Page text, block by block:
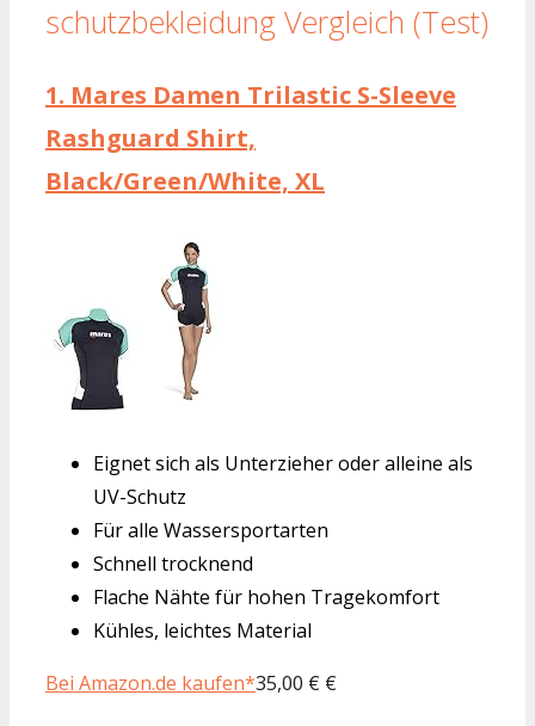
schutzbekleidung Vergleich (Test)
1. Mares Damen Trilastic S-Sleeve
Rashguard Shirt,
Black/Green/White, XL
Eignet sich als Unterzieher oder alleine als
UV-Schutz
Für alle Wassersportarten
Schnell trocknend
Flache Nähte für hohen Tragekomfort
Kühles, leichtes Material
Bei Amazon.de kaufen*35,00 € €